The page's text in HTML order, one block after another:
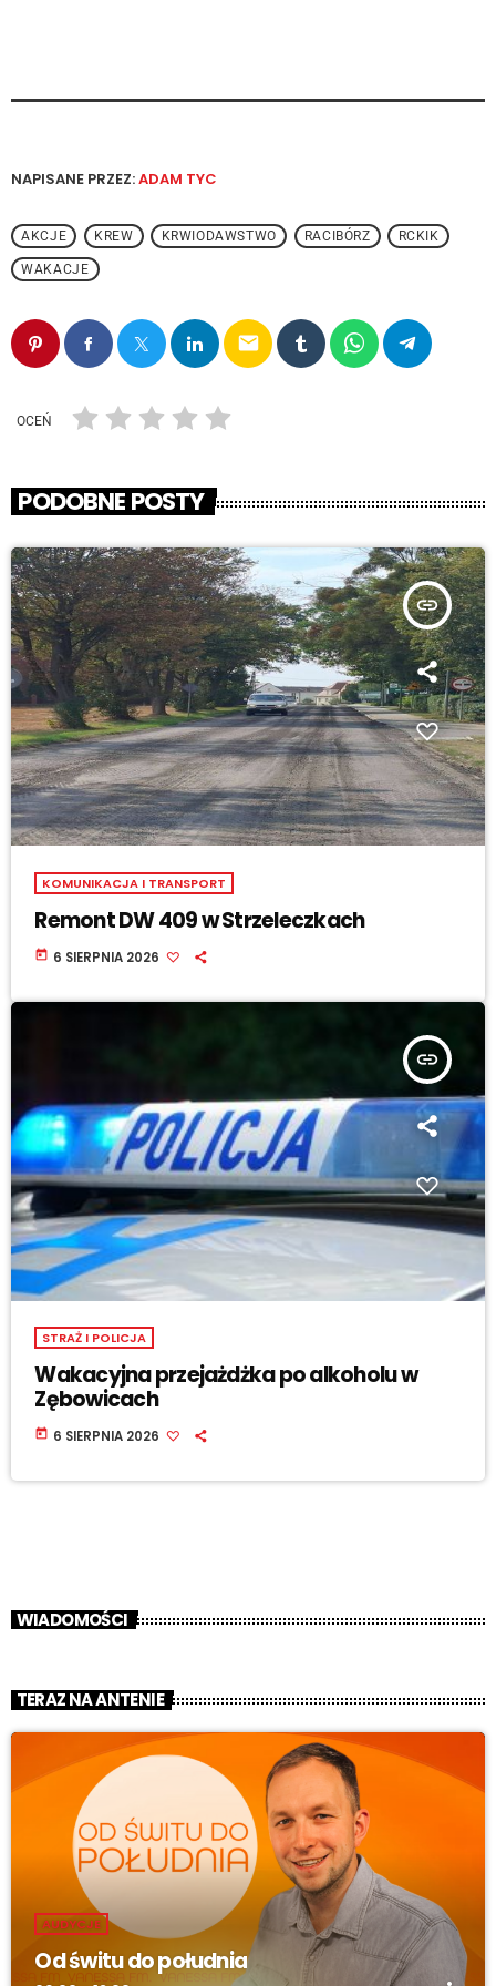
NAPISANE PRZEZ:ADAM TYC
AKCJE KREW KRWIODAWSTWO RACIBÓRZ RCKIK
WAKACJE
email
OCEŃ
PODOBNE POSTY
insert_link
KOMUNIKACJA I TRANSPORT
Remont DW 409 w Strzeleczkach
today 6 SIERPNIA 2026
insert_link
STRAŻ I POLICJA
Wakacyjna przejażdżka po alkoholu w
Zębowicach
today 6 SIERPNIA 2026
WIADOMOŚCI
TERAZ NA ANTENIE
AUDYCJE
Od świtu do południa